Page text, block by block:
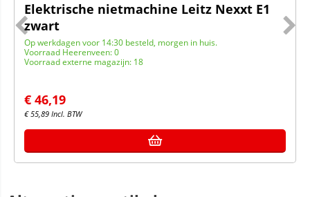
Elektrische nietmachine Leitz Nexxt E1
zwart
Op werkdagen voor 14:30 besteld, morgen in huis.
Voorraad Heerenveen: 0
Voorraad externe magazijn: 18
€ 46,19
€55,89 Incl. BTW